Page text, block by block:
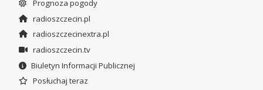
Prognoza pogody
radioszczecin.pl
radioszczecinextra.pl
radioszczecin.tv
Biuletyn Informacji Publicznej
Posłuchaj teraz